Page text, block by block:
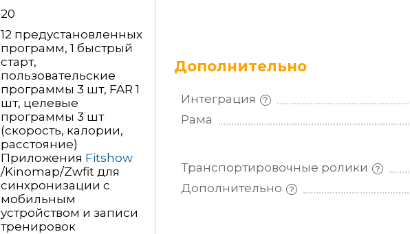
20
12 предустановленных
программ, 1 быстрый
старт,
пользовательские
программы 3 шт, FAR 1
шт, целевые
программы 3 шт
(скорость, калории,
расстояние)
Приложения Fitshow
/Kinomap/Zwfit для
синхронизации с
мобильным
устройством и записи
тренировок
Дополнительно
Интеграция
Рама
Транспортировочные ролики
Дополнительно